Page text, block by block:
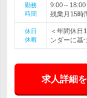
勤務
時間
9:00～
残業月15時
休日
休暇
＜年間休日
ンダーに基
求人詳細